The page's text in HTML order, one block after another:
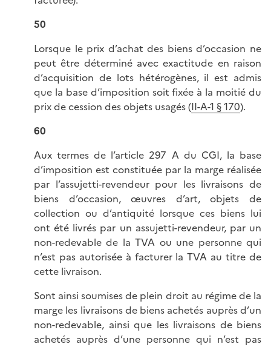
50
Lorsque le prix d’achat des biens d’occasion ne
peut être déterminé avec exactitude en raison
d’acquisition de lots hétérogènes, il est admis
que la base d’imposition soit fixée à la moitié du
prix de cession des objets usagés (II-A-1 § 170).
60
Aux termes de l’article 297 A du CGI, la base
d’imposition est constituée par la marge réalisée
par l’assujetti-revendeur pour les livraisons de
biens d’occasion, œuvres d’art, objets de
collection ou d’antiquité lorsque ces biens lui
ont été livrés par un assujetti-revendeur, par un
non-redevable de la TVA ou une personne qui
n’est pas autorisée à facturer la TVA au titre de
cette livraison.
Sont ainsi soumises de plein droit au régime de la
marge les livraisons de biens achetés auprès d’un
non-redevable, ainsi que les livraisons de biens
achetés auprès d’une personne qui n’est pas